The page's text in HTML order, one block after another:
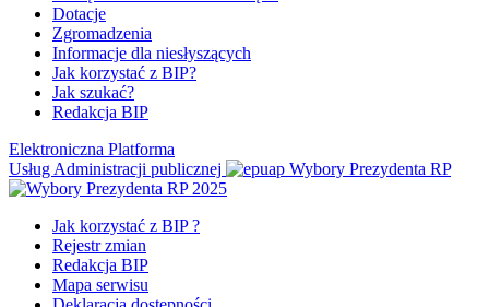
Dotacje
Zgromadzenia
Informacje dla niesłyszących
Jak korzystać z BIP?
Jak szukać?
Redakcja BIP
Elektroniczna Platforma
Usług Administracji publicznej
Wybory Prezydenta RP
Jak korzystać z BIP ?
Rejestr zmian
Redakcja BIP
Mapa serwisu